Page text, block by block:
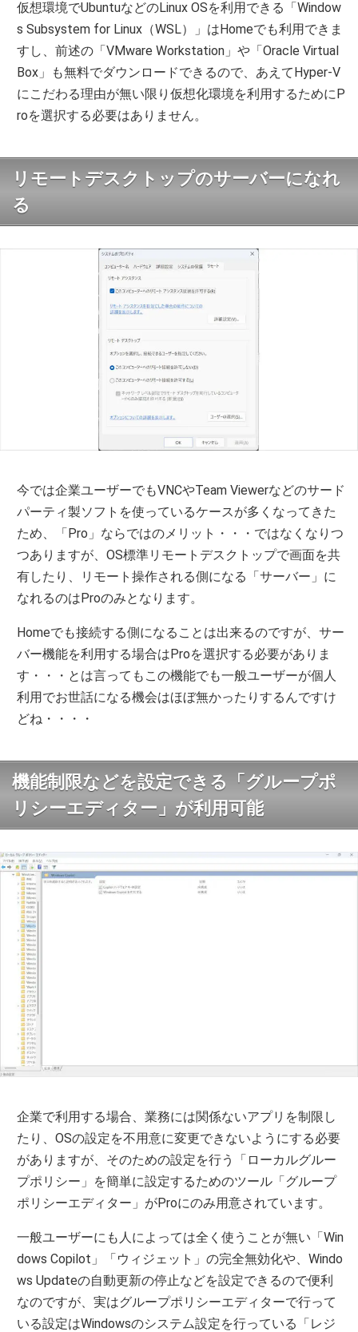
仮想環境でUbuntuなどのLinux OSを利用できる「Window
s Subsystem for Linux（WSL）」はHomeでも利用できま
すし、前述の「VMware Workstation」や「Oracle Virtual
Box」も無料でダウンロードできるので、あえてHyper-V
にこだわる理由が無い限り仮想化環境を利用するためにP
roを選択する必要はありません。
リモートデスクトップのサーバーになれ
る
今では企業ユーザーでもVNCやTeam Viewerなどのサード
パーティ製ソフトを使っているケースが多くなってきた
ため、「Pro」ならではのメリット・・・ではなくなりつ
つありますが、OS標準リモートデスクトップで画面を共
有したり、リモート操作される側になる「サーバー」に
なれるのはProのみとなります。
Homeでも接続する側になることは出来るのですが、サー
バー機能を利用する場合はProを選択する必要がありま
す・・・とは言ってもこの機能でも一般ユーザーが個人
利用でお世話になる機会はほぼ無かったりするんですけ
どね・・・・
機能制限などを設定できる「グループポ
リシーエディター」が利用可能
企業で利用する場合、業務には関係ないアプリを制限し
たり、OSの設定を不用意に変更できないようにする必要
がありますが、そのための設定を行う「ローカルグルー
プポリシー」を簡単に設定するためのツール「グループ
ポリシーエディター」がProにのみ用意されています。
一般ユーザーにも人によっては全く使うことが無い「Win
dows Copilot」「ウィジェット」の完全無効化や、Windo
ws Updateの自動更新の停止などを設定できるので便利
なのですが、実はグループポリシーエディターで行って
いる設定はWindowsのシステム設定を行っている「レジ